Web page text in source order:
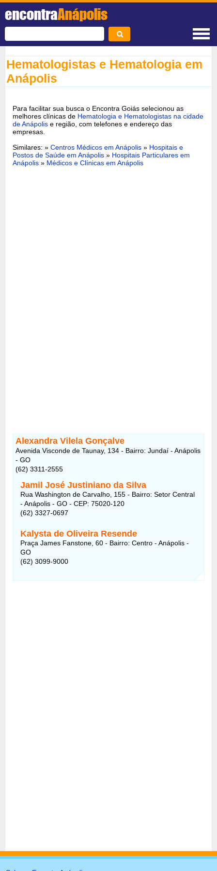
encontraAnápolis
Hematologistas e Hematologia em
Anápolis
Para facilitar sua busca o Encontra Goiás selecionou as
melhores clínicas de Hematologia e Hematologistas na cidade
de Anápolis e região, com telefones e endereço das
empresas.
Similares: »Centros Médicos em Anápolis » Hospitais e
Postos de Saúde em Anápolis » Hospitais Particulares em
Anápolis » Médicos e Clínicas em Anápolis
Alexandra Vilela Gonçalve
Avenida Visconde de Taunay, 134 - Bairro: Jundaí - Anápolis
- GO
(62) 3311-2555
Jamil José Justiniano da Silva
Rua Washington de Carvalho, 155 - Bairro: Setor Central
- Anápolis - GO - CEP: 75020-120
(62) 3327-0697
Kalysta de Oliveira Resende
Praça James Fanstone, 60 - Bairro: Centro - Anápolis -
GO
(62) 3099-9000